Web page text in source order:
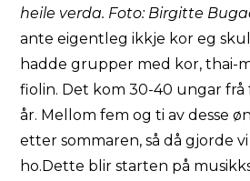
heile verda. Foto: Birgitte
ante eigentleg ikkje kor eg
hadde grupper med kor, thai-
fiolin. Det kom 30-40 ungar
år. Mellom fem og ti av desse
etter sommaren, så då gjorde
ho.Dette blir starten på